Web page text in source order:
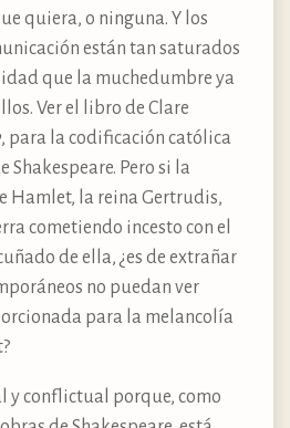
quiera, o ninguna. Y los
están tan saturados
que la muchedumbre ya
Ver el libro de Clare
, para la codificación católica
Shakespeare. Pero si la
Hamlet, la reina Gertrudis,
cometiendo incesto con el
de ella, ¿es de extrañar
no puedan ver
para la melancolía
y conflictual porque, como